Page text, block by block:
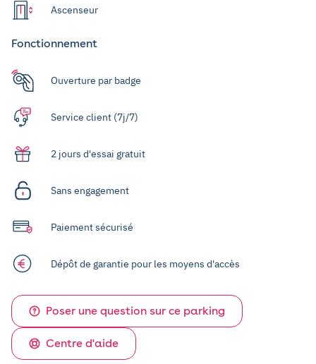
Ascenseur
Fonctionnement
Ouverture par badge
Service client (7j/7)
2 jours d'essai gratuit
Sans engagement
Paiement sécurisé
Dépôt de garantie pour les moyens d'accès
Poser une question sur ce parking
Centre d'aide